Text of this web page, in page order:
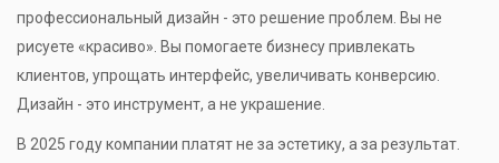
профессиональный дизайн - это решение проблем. Вы не
рисуете «красиво». Вы помогаете бизнесу привлекать
клиентов, упрощать интерфейс, увеличивать конверсию.
Дизайн - это инструмент, а не украшение.
В 2025 году компании платят не за эстетику, а за результат.